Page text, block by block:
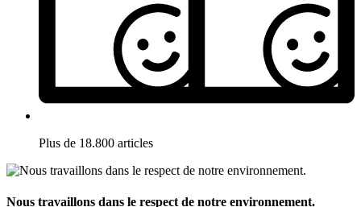
Plus de 18.800 articles
Nous travaillons dans le respect de notre environnement.